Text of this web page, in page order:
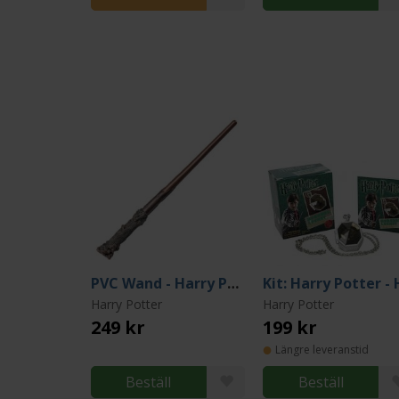
PVC Wand - Harry Potter
Harry Potter
249 kr
Beställ
Harry Potter
199 kr
Längre leveranstid
Beställ